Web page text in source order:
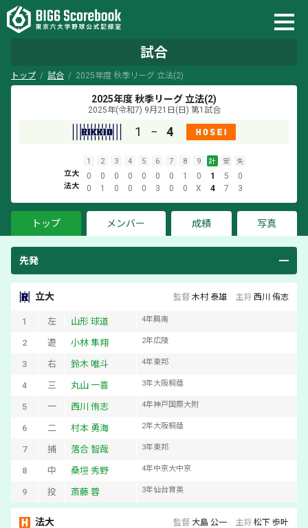
試合
トップ 試合 2025年度 秋季リーグ 立法(2)
2025年度 秋季リーグ 立法(2)
2025年(令和7) 9月21日(日) 第1試合
1 − 4
1 2 3 4 5 6 7 8 9 計 安 失
立大 0 0 0 0 0 0 0 1 0 1 5 0
法大 0 1 0 0 0 3 0 0 X 4 7 3
トップ メンバー 成績 写真
先発
立大 監督 木村 泰雄 主将 西川 侑志
1 左 山形 球道 4年興南
2 遊 小林 隼翔 2年広陵
3 右 鈴木 唯斗 4年東邦
4 三 丸山 一喜 3年大阪桐蔭
5 一 西川 侑志 4年神戸国際大附
6 二 村本 勇海 2年大阪桐蔭
7 捕 落合 智哉 3年東邦
8 中 桑垣 秀野 4年中京大中京
9 投 斎藤 蓉 3年仙台育英
法大 監督 大島 公一 主将 松下 歩叶